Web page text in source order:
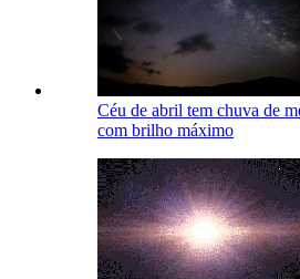
Céu de abril tem chuva de
com brilho máximo